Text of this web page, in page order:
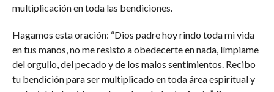
multiplicación en toda las bendiciones.
Hagamos esta oración: “Dios padre hoy rindo toda mi vida
en tus manos, no me resisto a obedecerte en nada, límpiame
del orgullo, del pecado y de los malos sentimientos. Recibo
tu bendición para ser multiplicado en toda área espiritual y